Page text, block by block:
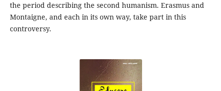
the period describing the second humanism. Erasmus and
Montaigne, and each in its own way, take part in this
controversy.